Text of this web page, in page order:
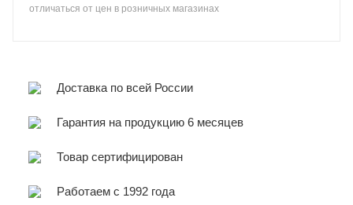
отличаться от цен в розничных магазинах
Доставка по всей России
Гарантия на продукцию 6 месяцев
Товар сертифицирован
Работаем с 1992 года